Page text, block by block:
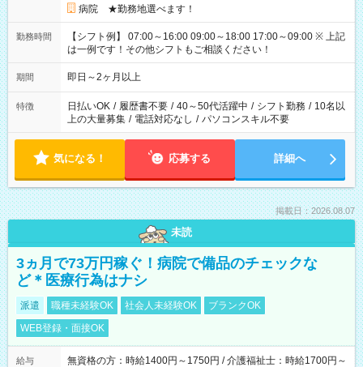
病院 ★勤務地選べます！
勤務時間
【シフト例】 07:00～16:00 09:00～18:00 17:00～09:00 ※ 上記
は一例です！その他シフトもご相談ください！
期間 即日～2ヶ月以上
特徴 日払いOK / 履歴書不要 / 40～50代活躍中 / シフト勤務 / 10名以
上の大量募集 / 電話対応なし / パソコンスキル不要
気になる！ 応募する 詳細へ
掲載日：2026.08.07
未読
3ヵ月で73万円稼ぐ！病院で備品のチェックな
ど＊医療行為はナシ
派遣 職種未経験OK 社会人未経験OK
ブランクOK
WEB登録・面接OK
給与
無資格の方：時給1400円～1750円 / 介護福祉士：時給1700円～